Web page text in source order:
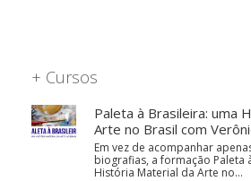
+ Cursos
Paleta à Brasileira: uma
Arte no Brasil com
Em vez de acompanhar
biografias, a formação Paleta
História Material da Arte no…